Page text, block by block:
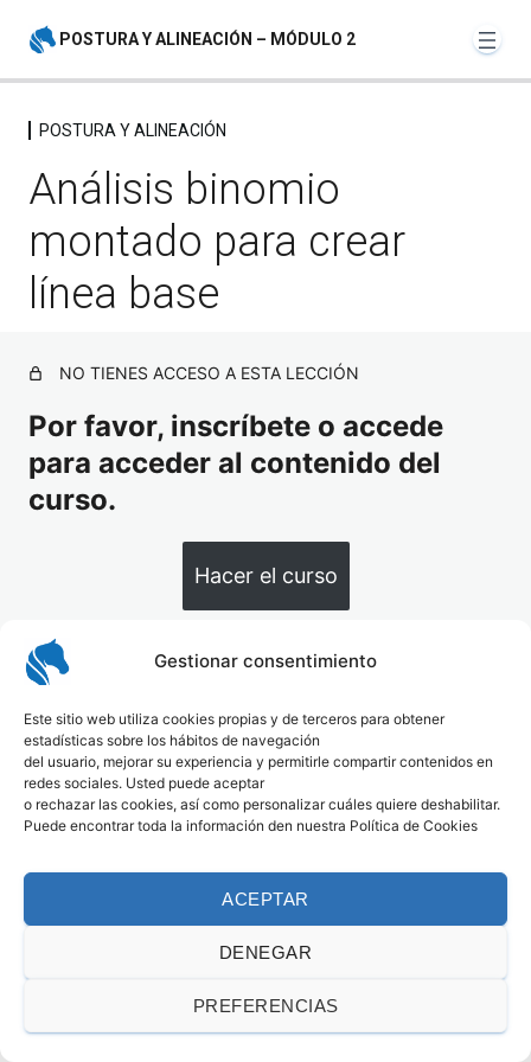
Gestionar consentimiento
Este sitio web utiliza cookies propias y de terceros para obtener
estadísticas sobre los hábitos de navegación
del usuario, mejorar su experiencia y permitirle compartir contenidos en
redes sociales. Usted puede aceptar
o rechazar las cookies, así como personalizar cuáles quiere deshabilitar.
Puede encontrar toda la información den nuestra Política de Cookies
ACEPTAR
DENEGAR
PREFERENCIAS
POSTURA Y ALINEACIÓN – MÓDULO 2
INTRODUCCIÓN
5 lecciones
POSTURA Y ALINEACIÓN
Explicación anatómica
Ejercicios con caballo
Análisis binomio montado para comparar movimientos
POSTURA Y ALINEACIÓN
Análisis binomio
montado para crear
línea base
NO TIENES ACCESO A ESTA LECCIÓN
Por favor, inscríbete o accede
para acceder al contenido del
curso.
Hacer el curso